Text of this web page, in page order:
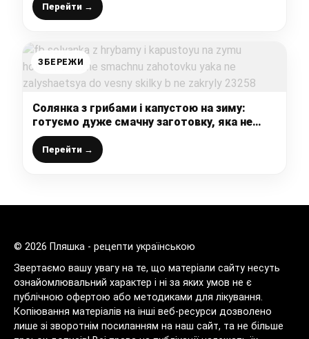
Перейти →
ЗБЕРЕЖИ
Солянка з грибами і капустою на зиму:
готуємо дуже смачну заготовку, яка не
залишається до весни, скільки б не закрили
Перейти →
© 2026 Пляшка - рецепти українською
Звертаємо вашу увагу на те, що матеріали сайту несуть
ознайомлювальний характер і ні за яких умов не є
публічною офертою або методиками для лікування.
Копіювання матеріалів на інші веб-ресурси дозволено
лише зі зворотнім посиланням на наш сайт, та не більше